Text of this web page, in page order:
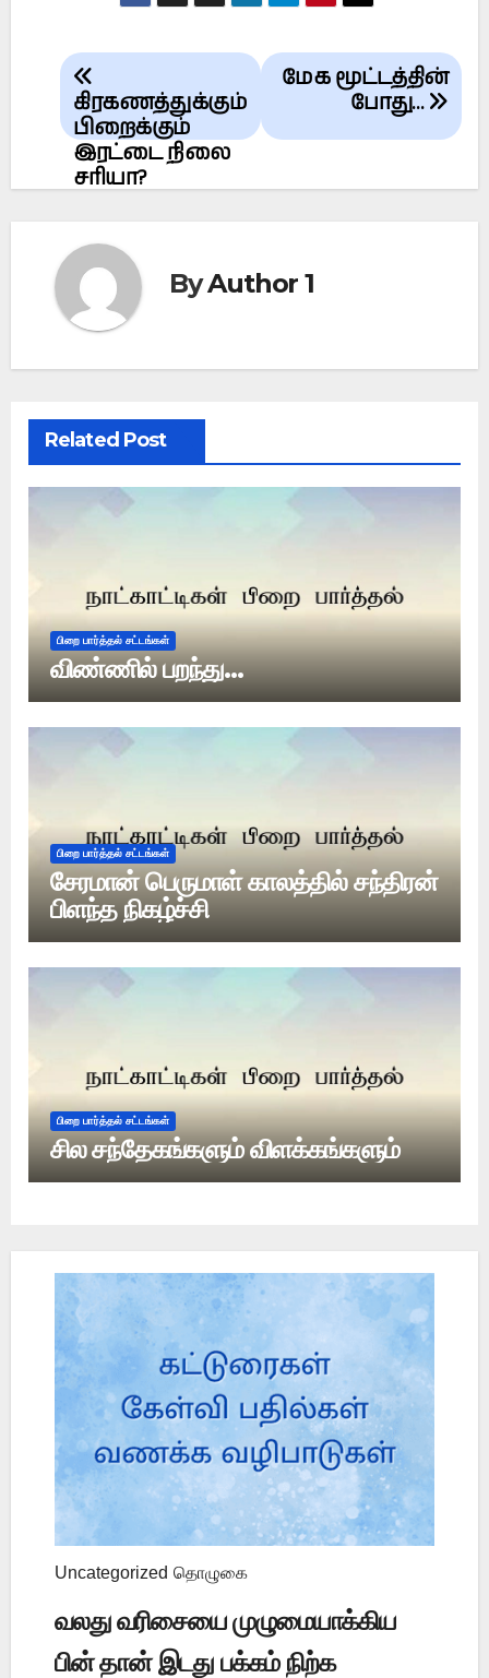
Post
navigation
மேக மூட்டத்தின்
போது…
கிரகணத்துக்கும்
பிறைக்கும்
இரட்டை நிலை
சரியா?
ByAuthor 1
Related Post
பிறை பார்த்தல் சட்டங்கள்
விண்ணில் பறந்து…
பிறை பார்த்தல் சட்டங்கள்
சேரமான் பெருமாள் காலத்தில் சந்திரன்
பிளந்த நிகழ்ச்சி
பிறை பார்த்தல் சட்டங்கள்
சில சந்தேகங்களும் விளக்கங்களும்
Uncategorized தொழுகை
வலது வரிசையை முழுமையாக்கிய
பின் தான் இடது பக்கம் நிற்க